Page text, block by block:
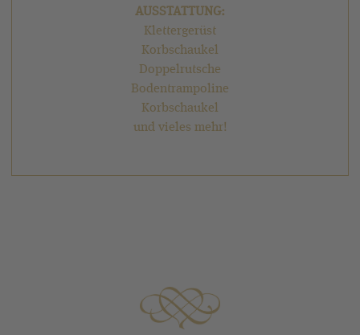
AUSSTATTUNG:
Klettergerüst
Korbschaukel
Doppelrutsche
Bodentrampoline
Korbschaukel
und vieles mehr!